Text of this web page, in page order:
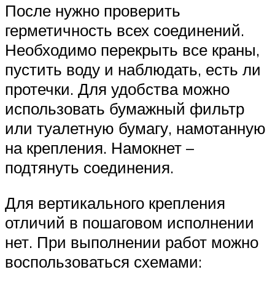
После нужно проверить
герметичность всех соединений.
Необходимо перекрыть все краны,
пустить воду и наблюдать, есть ли
протечки. Для удобства можно
использовать бумажный фильтр
или туалетную бумагу, намотанную
на крепления. Намокнет –
подтянуть соединения.
Для вертикального крепления
отличий в пошаговом исполнении
нет. При выполнении работ можно
воспользоваться схемами: